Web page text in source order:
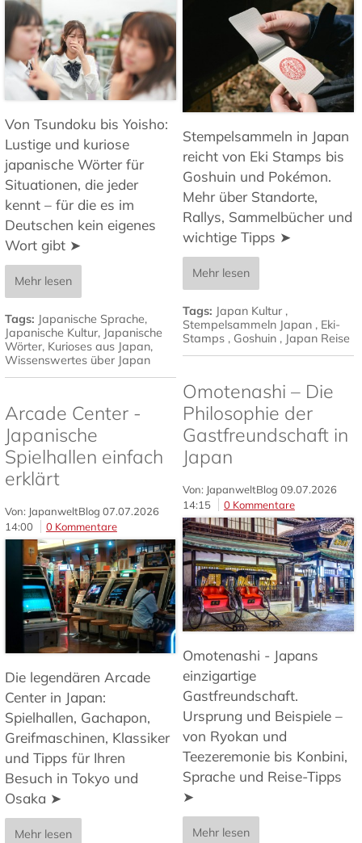
Von Tsundoku bis Yoisho:
Lustige und kuriose
japanische Wörter für
Situationen, die jeder
kennt – für die es im
Deutschen kein eigenes
Wort gibt ➤
Mehr lesen
Tags: Japanische Sprache,
Japanische Kultur, Japanische
Wörter, Kurioses aus Japan,
Wissenswertes über Japan
Stempelsammeln in Japan
reicht von Eki Stamps bis
Goshuin und Pokémon.
Mehr über Standorte,
Rallys, Sammelbücher und
wichtige Tipps ➤
Mehr lesen
Tags: Japan Kultur ,
Stempelsammeln Japan , Eki-
Stamps , Goshuin , Japan Reise
Omotenashi – Die
Philosophie der
Gastfreundschaft in
Japan
Von: JapanweltBlog 09.07.2026
14:15
0 Kommentare
Omotenashi - Japans
einzigartige
Gastfreundschaft.
Ursprung und Beispiele –
von Ryokan und
Teezeremonie bis Konbini,
Sprache und Reise-Tipps
➤
Mehr lesen
Arcade Center -
Japanische
Spielhallen einfach
erklärt
Von: JapanweltBlog 07.07.2026
14:00
0 Kommentare
Die legendären Arcade
Center in Japan:
Spielhallen, Gachapon,
Greifmaschinen, Klassiker
und Tipps für Ihren
Besuch in Tokyo und
Osaka ➤
Mehr lesen